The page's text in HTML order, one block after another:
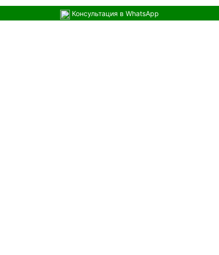
Консультация в WhatsApp